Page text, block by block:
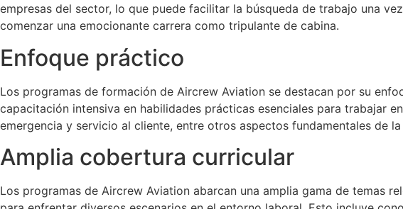
empresas del sector, lo que puede facilitar la búsqueda de trabajo una
comenzar una emocionante carrera como tripulante de cabina.
Enfoque práctico
Los programas de formación de Aircrew Aviation se destacan por su
capacitación intensiva en habilidades prácticas esenciales para trabajar
emergencia y servicio al cliente, entre otros aspectos fundamentales de
Amplia cobertura curricular
Los programas de Aircrew Aviation abarcan una amplia gama de temas